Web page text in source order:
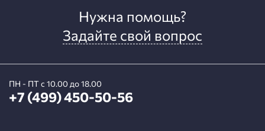
Нужна помощь?
Задайте свой вопрос
ПН - ПТ с 10.00 до 18.00
+7 (499) 450-50-56